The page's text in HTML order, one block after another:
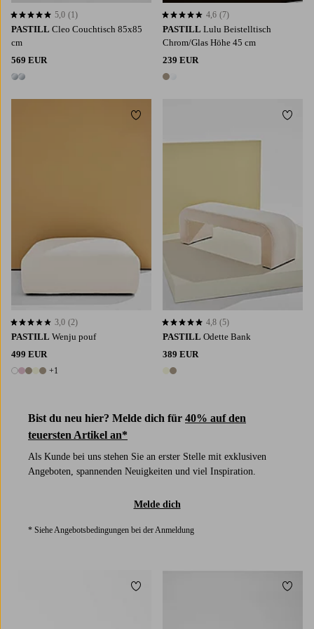
PASTILL Cleo Couchtisch 85x85
cm
569 EUR
2 Farben
5,0 basierend auf 1 Bewertungen
5,0 (1)
PASTILL Lulu Beistelltisch
Chrom/Glas Höhe 45 cm
239 EUR
2 Farben
4,6 basierend auf 7 Bewertungen
4,6 (7)
PASTILL Wenju pouf
499 EUR
6 Farben
+1
3,0 basierend auf 2 Bewertungen
3,0 (2)
Zu Favoriten hinzufügen
PASTILL Odette Bank
389 EUR
2 Farben
4,8 basierend auf 5 Bewertungen
4,8 (5)
Zu
Bist du neu hier? Melde dich für 40% auf den
teuersten Artikel an*
Als Kunde bei uns stehen Sie an erster Stelle mit exklusiven
Angeboten, spannenden Neuigkeiten und viel Inspiration.
Melde dich
* Siehe Angebotsbedingungen bei der Anmeldung
Zu Favoriten hinzufügen Zu